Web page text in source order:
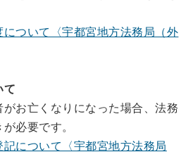
ついて〈宇都宮地方法務局（外
て
お亡くなりになった場合、法務
必要です。
について〈宇都宮地方法務局